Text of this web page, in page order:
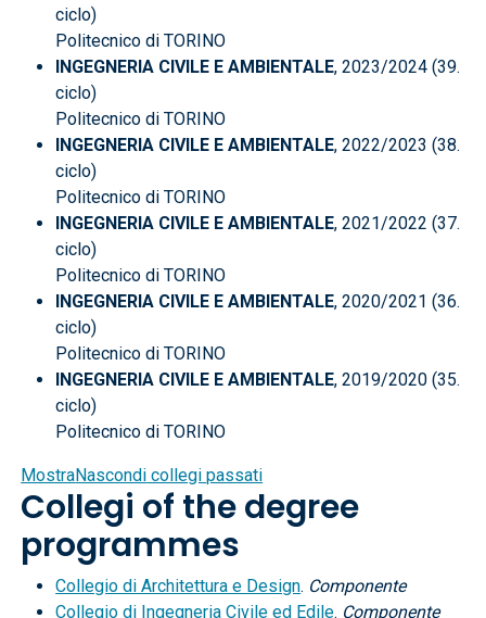
ciclo)
Politecnico di TORINO
INGEGNERIA CIVILE E AMBIENTALE, 2023/2024 (39.
ciclo)
Politecnico di TORINO
INGEGNERIA CIVILE E AMBIENTALE, 2022/2023 (38.
ciclo)
Politecnico di TORINO
INGEGNERIA CIVILE E AMBIENTALE, 2021/2022 (37.
ciclo)
Politecnico di TORINO
INGEGNERIA CIVILE E AMBIENTALE, 2020/2021 (36.
ciclo)
Politecnico di TORINO
INGEGNERIA CIVILE E AMBIENTALE, 2019/2020 (35.
ciclo)
Politecnico di TORINO
MostraNascondi collegi passati
Collegi of the degree
programmes
Collegio di Architettura e Design. Componente
Collegio di Ingegneria Civile ed Edile. Componente